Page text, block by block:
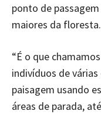
ponto de
maiores da floresta.
“É o que
indivíduos de
paisagem usando
áreas de parada,